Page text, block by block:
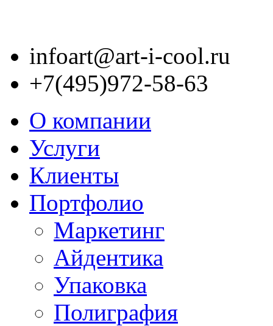
infoart@art-i-cool.ru
+7(495)972-58-63
О компании
Услуги
Клиенты
Портфолио
Маркетинг
Айдентика
Упаковка
Полиграфия